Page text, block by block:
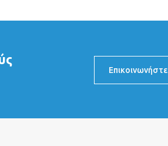
Επικοινωνήστε